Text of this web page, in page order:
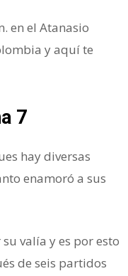
en el Atanasio
y aquí te
7
hay diversas
enamoró a sus
valía y es por esto
de seis partidos